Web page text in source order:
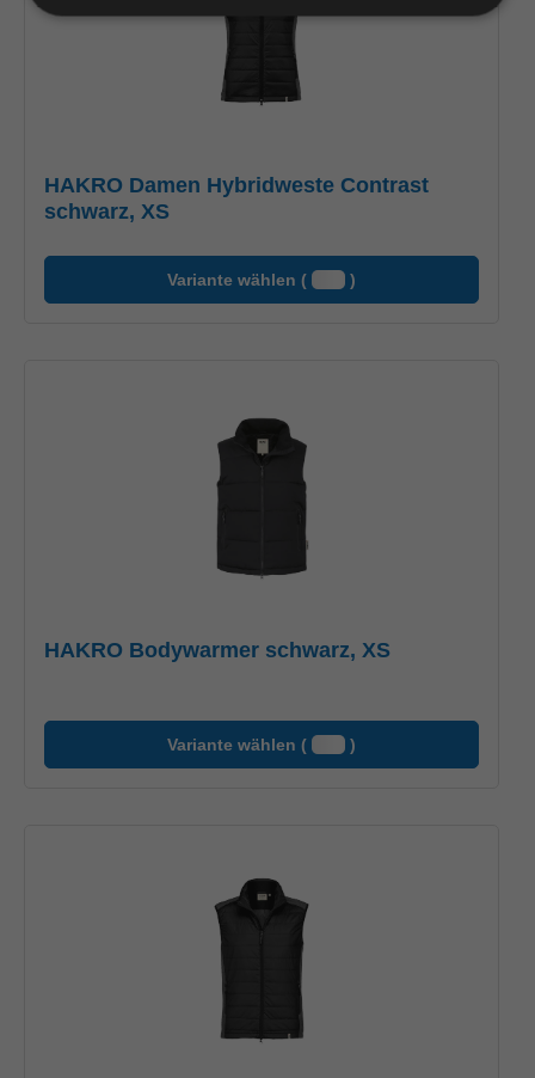
HAKRO Damen Hybridweste Contrast
schwarz, XS
Variante wählen ( )
HAKRO Bodywarmer schwarz, XS
Variante wählen ( )